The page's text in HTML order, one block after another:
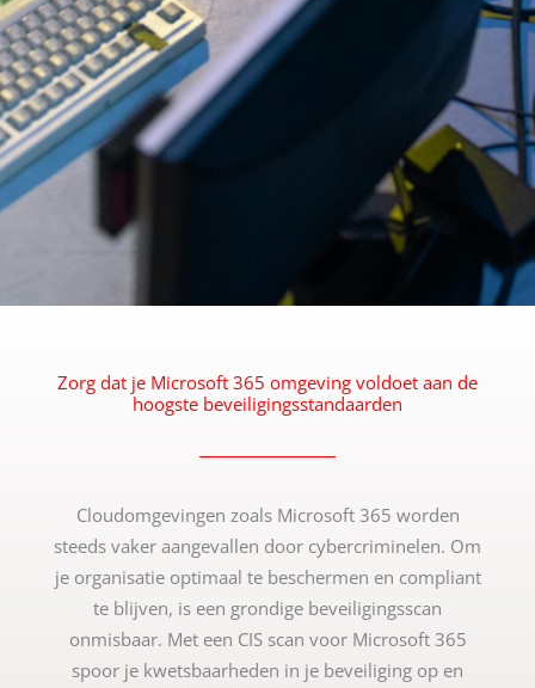
Zorg dat je Microsoft 365 omgeving voldoet aan de
hoogste beveiligingsstandaarden
Cloudomgevingen zoals Microsoft 365 worden
steeds vaker aangevallen door cybercriminelen. Om
je organisatie optimaal te beschermen en compliant
te blijven, is een grondige beveiligingsscan
onmisbaar. Met een CIS scan voor Microsoft 365
spoor je kwetsbaarheden in je beveiliging op en